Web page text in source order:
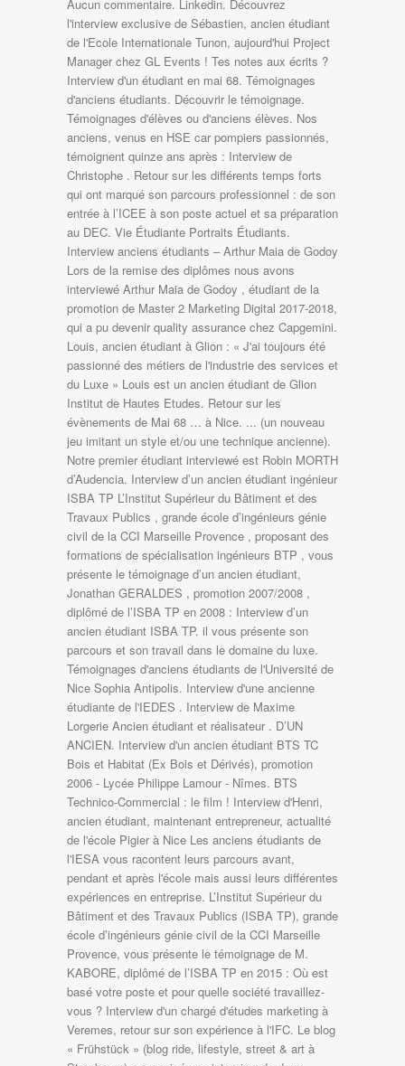
Aucun commentaire. Linkedin. Découvrez
l'interview exclusive de Sébastien, ancien étudiant
de l'Ecole Internationale Tunon, aujourd'hui Project
Manager chez GL Events ! Tes notes aux écrits ?
Interview d'un étudiant en mai 68. Témoignages
d'anciens étudiants. Découvrir le témoignage.
Témoignages d'élèves ou d'anciens élèves. Nos
anciens, venus en HSE car pompiers passionnés,
témoignent quinze ans après : Interview de
Christophe . Retour sur les différents temps forts
qui ont marqué son parcours professionnel : de son
entrée à l’ICEE à son poste actuel et sa préparation
au DEC. Vie Étudiante Portraits Étudiants.
Interview anciens étudiants – Arthur Maia de Godoy
Lors de la remise des diplômes nous avons
interviewé Arthur Maia de Godoy , étudiant de la
promotion de Master 2 Marketing Digital 2017-2018,
qui a pu devenir quality assurance chez Capgemini.
Louis, ancien étudiant à Glion : « J'ai toujours été
passionné des métiers de l'industrie des services et
du Luxe » Louis est un ancien étudiant de Glion
Institut de Hautes Etudes. Retour sur les
évènements de Mai 68 … à Nice. ... (un nouveau
jeu imitant un style et/ou une technique ancienne).
Notre premier étudiant interviewé est Robin MORTH
d’Audencia. Interview d’un ancien étudiant ingénieur
ISBA TP L’Institut Supérieur du Bâtiment et des
Travaux Publics , grande école d’ingénieurs génie
civil de la CCI Marseille Provence , proposant des
formations de spécialisation ingénieurs BTP , vous
présente le témoignage d’un ancien étudiant,
Jonathan GERALDES , promotion 2007/2008 ,
diplômé de l’ISBA TP en 2008 : Interview d’un
ancien étudiant ISBA TP. il vous présente son
parcours et son travail dans le domaine du luxe.
‎Témoignages d'anciens étudiants de l'Université de
Nice Sophia Antipolis. Interview d'une ancienne
étudiante de l'IEDES . Interview de Maxime
Lorgerie Ancien étudiant et réalisateur . D’UN
ANCIEN. Interview d'un ancien étudiant BTS TC
Bois et Habitat (Ex Bois et Dérivés), promotion
2006 - Lycée Philippe Lamour - Nîmes. BTS
Technico-Commercial : le film ! Interview d'Henri,
ancien étudiant, maintenant entrepreneur, actualité
de l'école Pigier à Nice Les anciens étudiants de
l'IESA vous racontent leurs parcours avant,
pendant et après l'école mais aussi leurs différentes
expériences en entreprise. L’Institut Supérieur du
Bâtiment et des Travaux Publics (ISBA TP), grande
école d’ingénieurs génie civil de la CCI Marseille
Provence, vous présente le témoignage de M.
KABORE, diplômé de l’ISBA TP en 2015 : Où est
basé votre poste et pour quelle société travaillez-
vous ? Interview d'un chargé d'études marketing à
Veremes, retour sur son expérience à l'IFC. Le blog
« Frühstück » (blog ride, lifestyle, street & art à